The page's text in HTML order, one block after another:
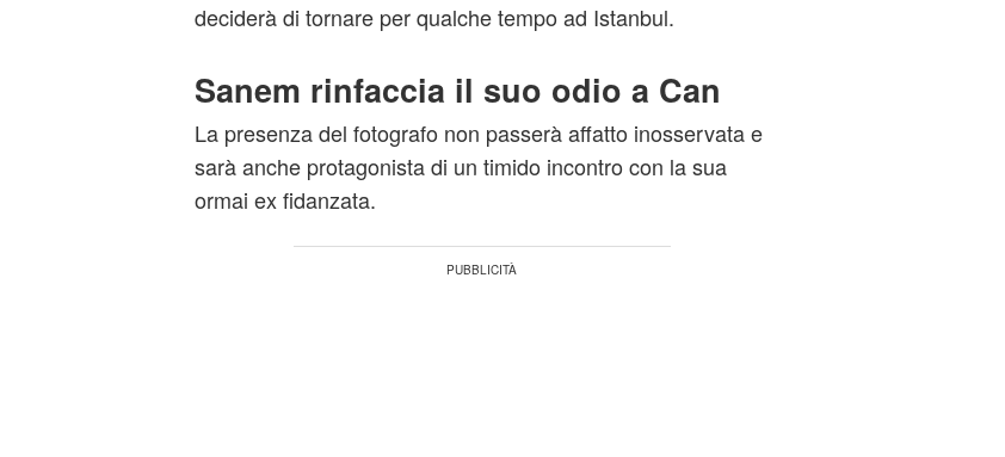
deciderà di tornare per qualche tempo ad Istanbul.
Sanem rinfaccia il suo odio a Can
La presenza del fotografo non passerà affatto inosservata e
sarà anche protagonista di un timido incontro con la sua
ormai ex fidanzata.